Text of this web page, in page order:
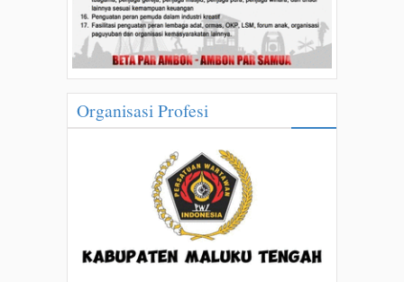
Organisasi Profesi